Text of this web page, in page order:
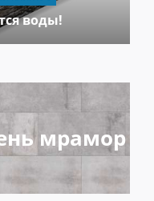
воды!
мрамор